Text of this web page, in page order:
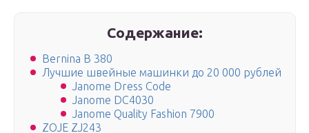
Содержание:
Bernina B 380
Лучшие швейные машинки до 20 000 рублей
Janome Dress Code
Janome DC4030
Janome Quality Fashion 7900
ZOJE ZJ243